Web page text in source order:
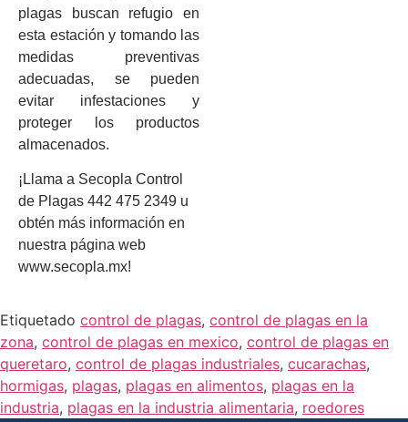
plagas buscan refugio en
esta estación y tomando las
medidas preventivas
adecuadas, se pueden
evitar infestaciones y
proteger los productos
almacenados.
¡Llama a Secopla Control
de Plagas 442 475 2349 u
obtén más información en
nuestra página web
www.secopla.mx!
Etiquetado control de plagas, control de plagas en la
zona, control de plagas en mexico, control de plagas en
queretaro, control de plagas industriales, cucarachas,
hormigas, plagas, plagas en alimentos, plagas en la
industria, plagas en la industria alimentaria, roedores